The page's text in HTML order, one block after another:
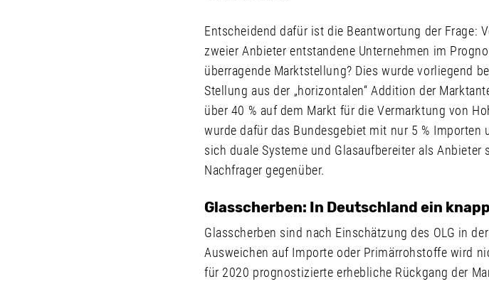
Entscheidend dafür ist die Beantwortung der Frage:
zweier Anbieter entstandene Unternehmen im
überragende Marktstellung? Dies wurde vorliegend
Stellung aus der „horizontalen“ Addition der
über 40 % auf dem Markt für die Vermarktung von
wurde dafür das Bundesgebiet mit nur 5 %
sich duale Systeme und Glasaufbereiter als
Nachfrager gegenüber.
Glasscherben: In Deutschland ein
Glasscherben sind nach Einschätzung des OLG in
Ausweichen auf Importe oder Primärrohstoffe wird
für 2020 prognostizierte erhebliche Rückgang der